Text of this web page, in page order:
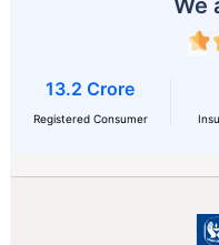
We
13.2 Crore
Registered Consumer